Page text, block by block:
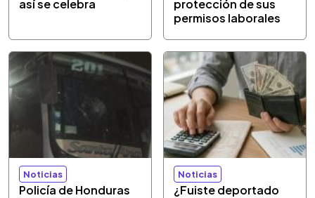
así se celebra
protección de sus
permisos laborales
Noticias
Policía de Honduras
Noticias
¿Fuiste deportado